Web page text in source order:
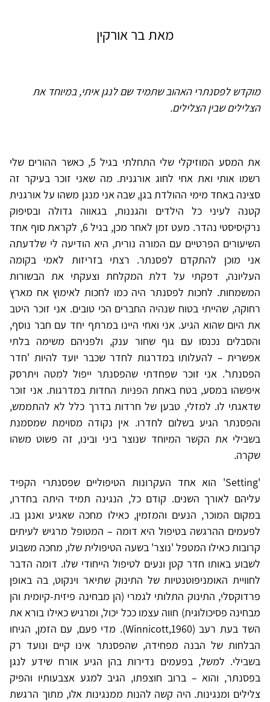
מאת בר אורקין
מוקדש לפסנתרי האהוב שתמיד שם לנגן איתי, במיוחד את
הצלילים שבין הצלילים.
את המסע המוזיקלי שלי התחלתי בגיל 5, כאשר ההורים שלי
רשמו אותי ואת אחי לחוג אורגנית. מה שאני זוכר בעיקר זה
סצינה באחד מימי ההולדת בגן, שבה אני מנגן משהו על אורגנית
קטנה לעיני כל הילדים והגננות, בגאווה גדולה ובסיפוק
נרקיסיסטי נהדר. מעט זמן לאחר מכן, בגיל 6, לקראת סוף אחד
השיעורים הפרטיים עם המורה נורית, היא הודיעה לי שלדעתה
אני מוכן להתקדם לפסנתר. רצתי בזריזות לאמי בקומה
העליונה, דפקתי על דלת המקלחת וצעקתי את הבשורות
המשמחות. לחכות לפסנתר היה כמו לחכות לאימוץ אח מארץ
רחוקה, שהייתי בטוח שנהיה החברים הכי טובים. אני זוכר היטב
את היום שהוא הגיע. אני ואחי היינו במרתף יחד עם חבר נוסף,
והסבלים נכנסו עם גוף שחור ענק, ולפניהם משימה בלתי
אפשרית – להעלותו במדרגות לחדר שכבר יועד להיות 'חדר
הפסנתר'. אני זוכר שפחדתי שהפסנתר ייפול למטה ויתרסק
איפשהו במסע, בטח באחת הפניות החדות במדרגות. אני זוכר
שדאגתי לו. למזלי, טבען של חרדות בדרך כלל לא להתממש,
והפסנתר הגיע בשלום לחדרו. אין נקודה מסוימת שמסמנת
בשבילי את הקשר המיוחד שנוצר ביני ובינו, זה פשוט משהו
שקרה.
'Setting' הוא אחד העקרונות הטיפוליים שפסנתרי הקפיד
עליהם לאורך השנים. קודם כל, הנגינה תמיד היתה בחדרו,
במקום המוכר, הנעים והמזמין, כאילו מחכה שאגיע ואנגן בו.
לפעמים ההרגשה בטיפול היא דומה – המטופל מרגיש לעיתים
קרובות כאילו המטפל 'נוצר' בשעה הטיפולית שלו, מחכה משבוע
לשבוע באותו חדר קטן ונעים לטיפול הייחודי שלו. דומה הדבר
לחוויית האומניפוטנטיות של התינוק שתיאר וינקוט, בה באופן
פרדוקסלי, התינוק התלותי לגמרי (הן מבחינה פיזית-קיומית והן
מבחינה פסיכולוגית) חווה עצמו ככל יכול, ומרגיש כאילו בורא את
השד בעת רעב (Winnicott,1960). מדי פעם, עם הזמן, הגיחו
הבלחות של הבנה מפחידה, שהפסנתר אינו קיים ונועד רק
בשבילי. למשל, בפעמים נדירות בהן הגיע אורח שידע לנגן
בפסנתר, והוא – ברוב חוצפתו, הגיב למגע אצבעותיו והפיק
צלילים ומנגינות. היה קשה להנות ממנגינות אלו, מתוך הרגשת